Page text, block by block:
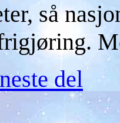
så
del